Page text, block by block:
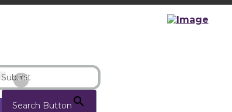
Submit
Clear
Search Button